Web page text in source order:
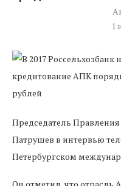
1
Председатель
Патрушев в интервью
Петербургском